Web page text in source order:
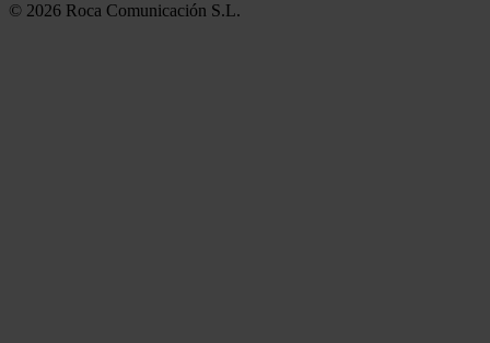
© 2026 Roca Comunicación S.L.